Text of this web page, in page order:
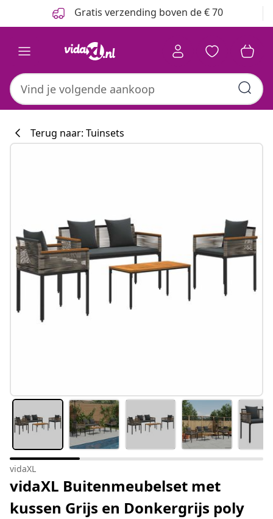
Gratis verzending boven de € 70
Terug naar: Tuinsets
vidaXL
vidaXL Buitenmeubelset met
kussen Grijs en Donkergrijs poly